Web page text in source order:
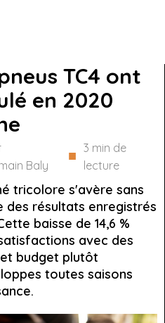
TC4 ont
en 2020
Baly
■ 3 min de
lecture
tricolore s'avère sans
des résultats enregistrés
baisse de 14,6 %
avec des
budget plutôt
toutes saisons